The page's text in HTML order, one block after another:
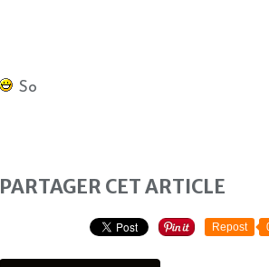
So
PARTAGER CET ARTICLE
Repost